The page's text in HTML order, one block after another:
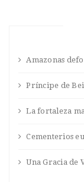
Amazonas
Príncipe de
La fortaleza
Cementerios
Una Gracia de